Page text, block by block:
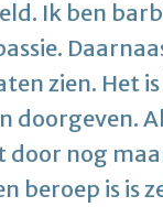
Ik ben
zien. Het
doorgeven.
door nog
beroep is is